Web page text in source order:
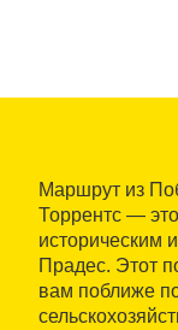
Маршрут из
Торрентс —
историческим
Прадес. Этот
вам поближе